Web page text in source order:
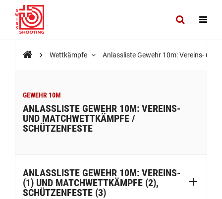
Wettkämpfe Anlassliste Gewehr 10m: Vereins-
GEWEHR 10M
ANLASSLISTE GEWEHR 10M: VEREINS-
UND MATCHWETTKÄMPFE /
SCHÜTZENFESTE
ANLASSLISTE GEWEHR 10M: VEREINS-
(1) UND MATCHWETTKÄMPFE (2),
SCHÜTZENFESTE (3)